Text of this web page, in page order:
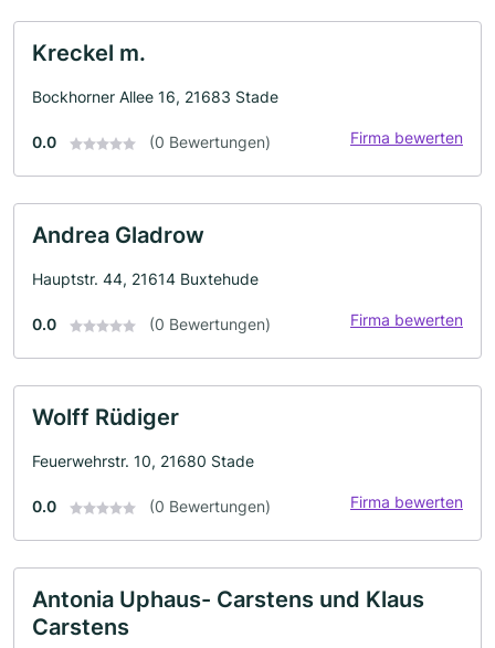
Kreckel m.
Bockhorner Allee 16, 21683 Stade
0.0 (0 Bewertungen) Firma bewerten
Andrea Gladrow
Hauptstr. 44, 21614 Buxtehude
0.0 (0 Bewertungen) Firma bewerten
Wolff Rüdiger
Feuerwehrstr. 10, 21680 Stade
0.0 (0 Bewertungen) Firma bewerten
Antonia Uphaus- Carstens und Klaus
Carstens